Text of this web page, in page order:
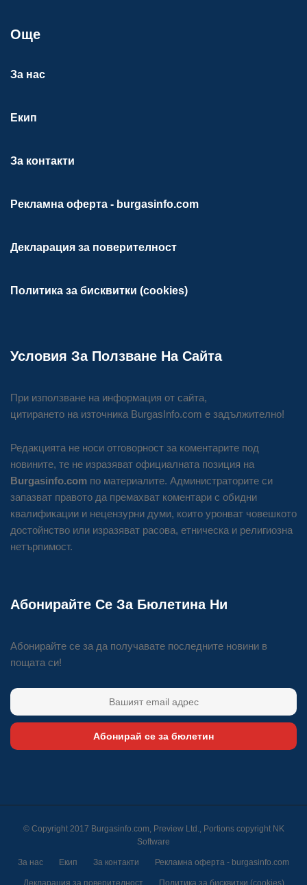
Още
За нас
Екип
За контакти
Рекламна оферта - burgasinfo.com
Декларация за поверителност
Политика за бисквитки (cookies)
Условия За Ползване На Сайта
При използване на информация от сайта,
цитирането на източника BurgasInfo.com е задължително!
Редакцията не носи отговорност за коментарите под
новините, те не изразяват официалната позиция на
Burgasinfo.com по материалите. Администраторите си
запазват правото да премахват коментари с обидни
квалификации и нецензурни думи, които уронват човешкото
достойнство или изразяват расова, етническа и религиозна
нетърпимост.
Абонирайте Се За Бюлетина Ни
Абонирайте се за да получавате последните новини в
пощата си!
Абонирай се за бюлетин
© Copyright 2017 Burgasinfo.com, Preview Ltd., Portions copyright NK
Software
За нас Екип За контакти Рекламна оферта - burgasinfo.com
Декларация за поверителност Политика за бисквитки (cookies)